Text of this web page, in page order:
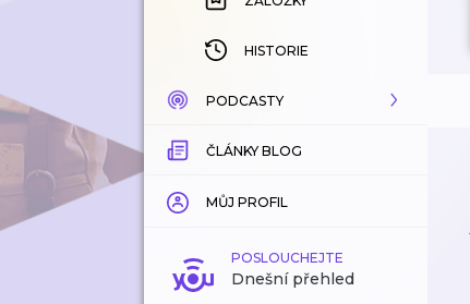
HISTORIE
PODCASTY
KATALOG
KATEGORIE
ZÁLOŽKY
ČLÁNKY BLOG
MŮJ PROFIL
POSLOUCHEJTE
Dnešní přehled